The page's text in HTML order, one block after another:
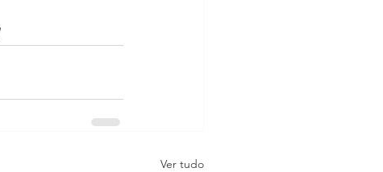
Ver tudo